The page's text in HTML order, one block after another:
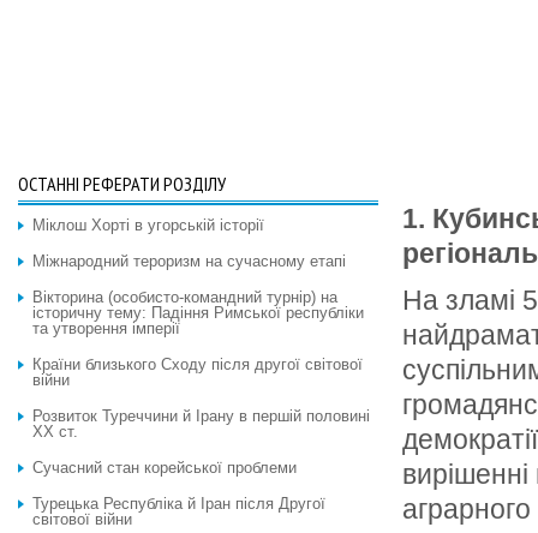
1.
На зламі
ОСТАННІ РЕФЕРАТИ РОЗДІЛУ
Міклош Хорті в угорській історії
Міжнародний тероризм на сучасному етапі
Вікторина (особисто-командний турнір) на
історичну тему: Падіння Римської республіки
та утворення імперії
Країни близького Сходу після другої світової
війни
Розвиток Туреччини й Ірану в першій половині
ХХ ст.
Сучасний стан корейської проблеми
Турецька Республіка й Іран після Другої
світової війни